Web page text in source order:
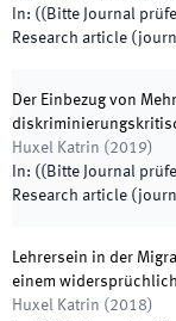
In: ((Bitte Journal
Research article
Der Einbezug von
Huxel Katrin ( 2019)
In: ((Bitte Journal
Research article
Lehrersein in der
einem
Huxel Katrin ( 2018)